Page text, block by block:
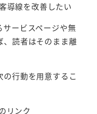
導線を改善したい
ービスページや無
、読者はそのまま離
行動を用意するこ
リンク